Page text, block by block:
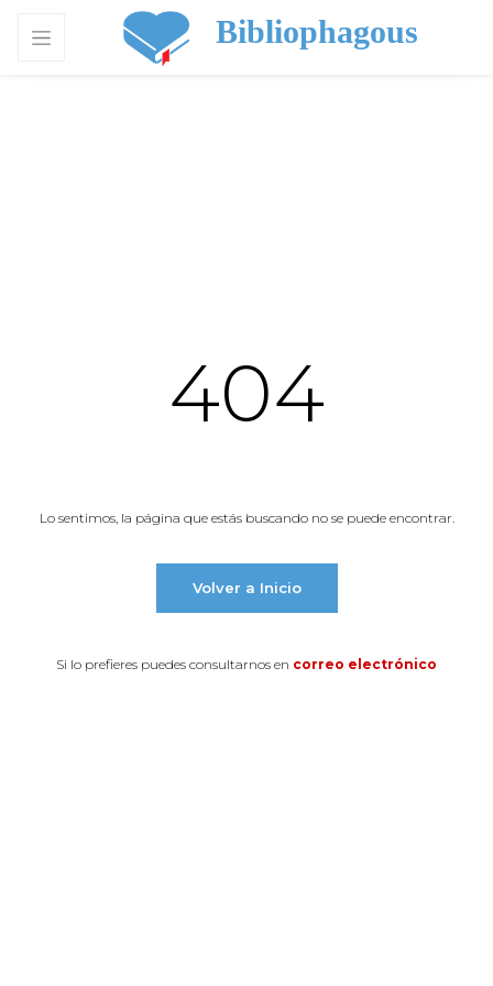
Bibliophagous
404
Lo sentimos, la página que estás buscando no se puede encontrar.
Volver a Inicio
Si lo prefieres puedes consultarnos en correo electrónico